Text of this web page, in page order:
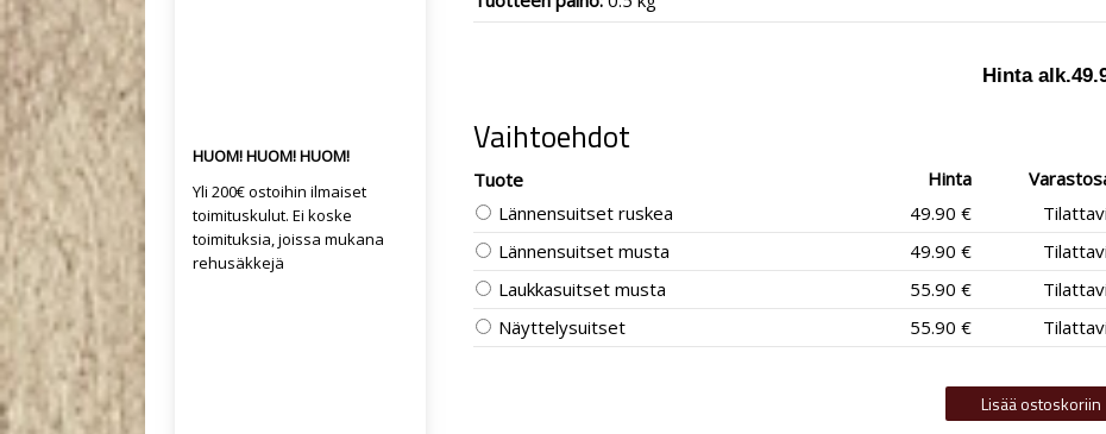
Hinta alk.
Vaihtoehdot
Tuote Hinta
Lännensuitset ruskea
49.90 €
Lännensuitset musta
49.90 €
Laukkasuitset musta
55.90 €
Näyttelysuitset
55.90 €
HUOM! HUOM! HUOM!
Yli 200€ ostoihin ilmaiset
toimituskulut. Ei koske
toimituksia, joissa mukana
rehusäkkejä